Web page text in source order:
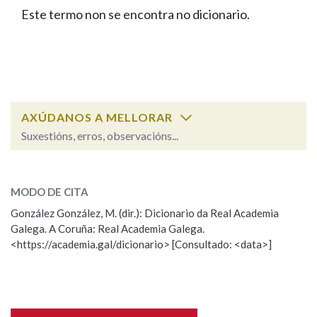
FIGURAS HOMENAXEADAS
PORTAL DAS PALABRAS
Facebook
TwitterYoutubeInstagram
Bluesky
BUSCAR NOS LEMAS
Remata por
BUSCAR NO CONTIDO
Nas definicións
Este termo non se encontra no dicionario.
AXÚDANOS A MELLORAR
Suxestións, erros, observacións...
Observación
Nome
MODO DE CITA
González González, M. (dir.): Dicionario da Real Academia
Galega. A Coruña: Real Academia Galega.
<https://academia.gal/dicionario> [Consultado: <data>]